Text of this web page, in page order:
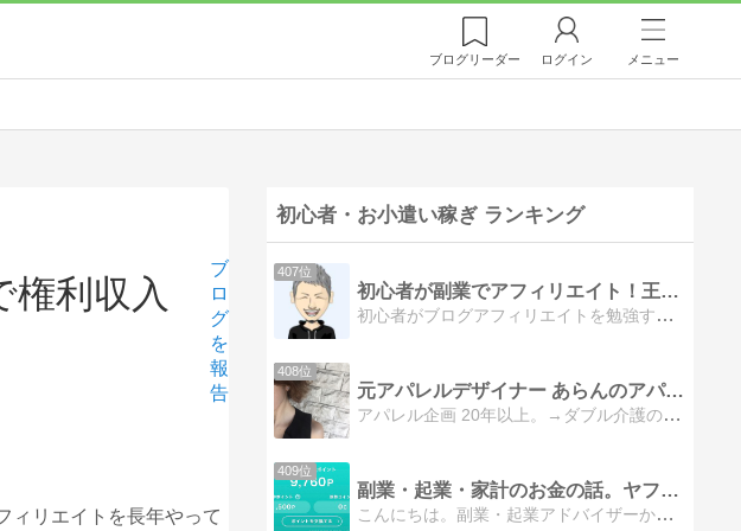
ブログリーダー ログイン メニュー
利収入
ブ
ロ
グ
を
報
告
ィリエイトを長年やって
初心者・お小遣い稼ぎ ランキング
407位
初心者が副業でアフィリエイト！王道なスタートライン
初心者がブログアフィリエイトを勉強するためのブログ
408位
元アパレルデザイナー あらんのアパレルせどり
アパレル企画 20年以上。→ダブル介護の為、退職。自宅で両親の介護しながらメルカリ・ファッションコーデ・バナー作成などしています。
409位
副業・起業・家計のお金の話。ヤフオク・メルカリ生活
こんにちは。副業・起業アドバイザーかめたんです。副業についてアドバイスが欲しい。家計の事を相談したい。起業の制度が知りたいあなたの悩みにお答えします。